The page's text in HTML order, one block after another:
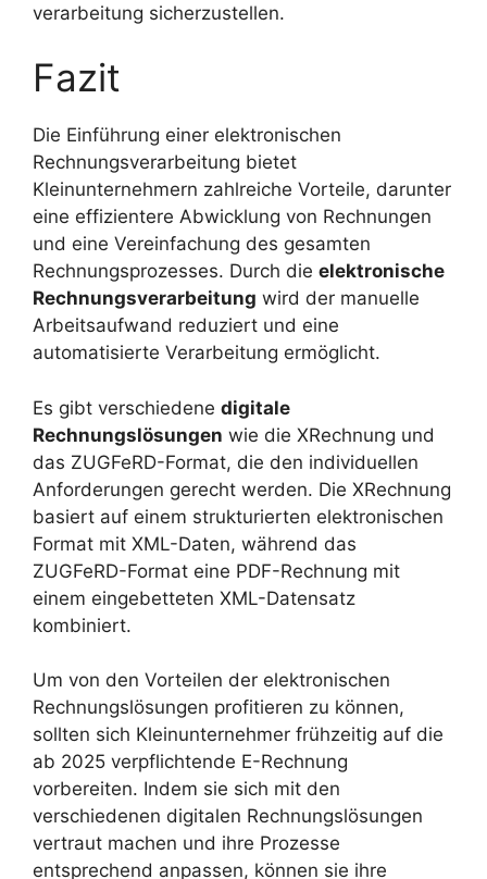
verarbeitung sicherzustellen.
Fazit
Die Einführung einer elektronischen
Rechnungsverarbeitung bietet
Kleinunternehmern zahlreiche Vorteile, darunter
eine effizientere Abwicklung von Rechnungen
und eine Vereinfachung des gesamten
Rechnungsprozesses. Durch die elektronische
Rechnungsverarbeitung wird der manuelle
Arbeitsaufwand reduziert und eine
automatisierte Verarbeitung ermöglicht.
Es gibt verschiedene digitale
Rechnungslösungen wie die XRechnung und
das ZUGFeRD-Format, die den individuellen
Anforderungen gerecht werden. Die XRechnung
basiert auf einem strukturierten elektronischen
Format mit XML-Daten, während das
ZUGFeRD-Format eine PDF-Rechnung mit
einem eingebetteten XML-Datensatz
kombiniert.
Um von den Vorteilen der elektronischen
Rechnungslösungen profitieren zu können,
sollten sich Kleinunternehmer frühzeitig auf die
ab 2025 verpflichtende E-Rechnung
vorbereiten. Indem sie sich mit den
verschiedenen digitalen Rechnungslösungen
vertraut machen und ihre Prozesse
entsprechend anpassen, können sie ihre